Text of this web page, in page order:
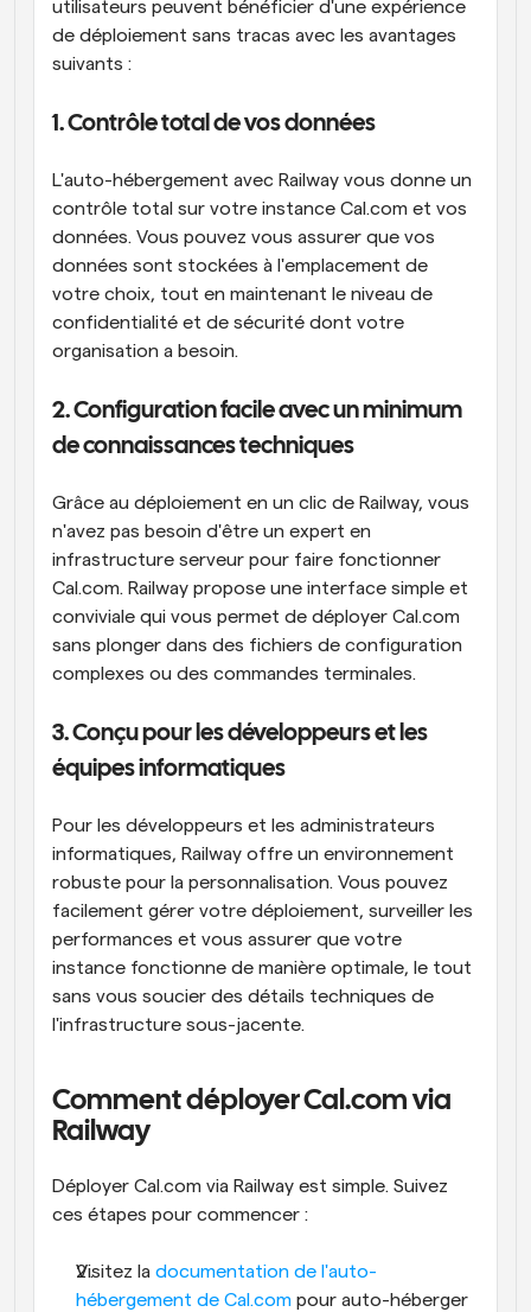
utilisateurs peuvent bénéficier d'une expérience
de déploiement sans tracas avec les avantages
suivants :
1. Contrôle total de vos données
L'auto-hébergement avec Railway vous donne un
contrôle total sur votre instance Cal.com et vos
données. Vous pouvez vous assurer que vos
données sont stockées à l'emplacement de
votre choix, tout en maintenant le niveau de
confidentialité et de sécurité dont votre
organisation a besoin.
2. Configuration facile avec un minimum
de connaissances techniques
Grâce au déploiement en un clic de Railway, vous
n'avez pas besoin d'être un expert en
infrastructure serveur pour faire fonctionner
Cal.com. Railway propose une interface simple et
conviviale qui vous permet de déployer Cal.com
sans plonger dans des fichiers de configuration
complexes ou des commandes terminales.
3. Conçu pour les développeurs et les
équipes informatiques
Pour les développeurs et les administrateurs
informatiques, Railway offre un environnement
robuste pour la personnalisation. Vous pouvez
facilement gérer votre déploiement, surveiller les
performances et vous assurer que votre
instance fonctionne de manière optimale, le tout
sans vous soucier des détails techniques de
l'infrastructure sous-jacente.
Comment déployer Cal.com via
Railway
Déployer Cal.com via Railway est simple. Suivez
ces étapes pour commencer :
Visitez la documentation de l'auto-
hébergement de Cal.com pour auto-héberger